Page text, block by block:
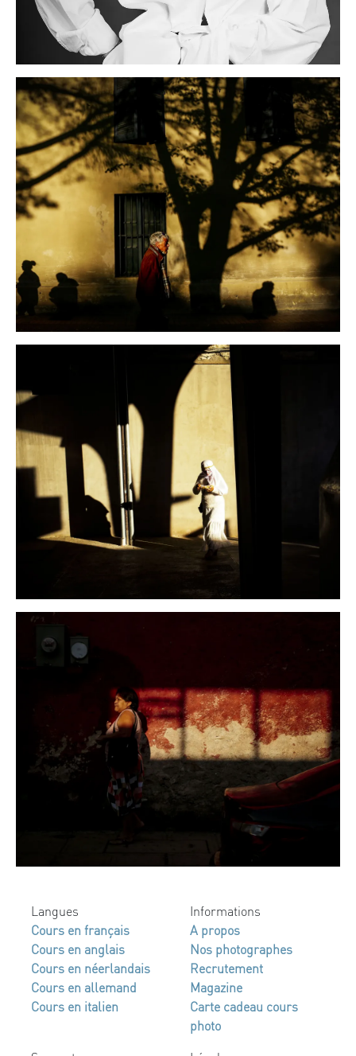
Langues
Cours en français
Cours en anglais
Cours en néerlandais
Cours en allemand
Cours en italien
Informations
A propos
Nos photographes
Recrutement
Magazine
Carte cadeau cours
photo